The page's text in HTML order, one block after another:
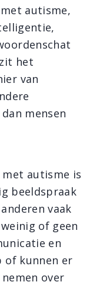
autisme,
het
van
mensen
autisme is
beeldspraak
vaak
of geen
en
of kunnen er
over